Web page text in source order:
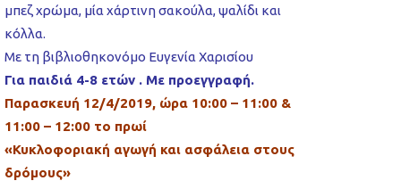
μπεζ χρώμα, μία χάρτινη σακούλα, ψαλίδι και
κόλλα.
Με τη βιβλιοθηκονόμο Ευγενία Χαρισίου
Για παιδιά 4-8 ετών . Με προεγγραφή.
Παρασκευή 12/4/2019, ώρα 10:00 – 11:00 &
11:00 – 12:00 το πρωί
«Κυκλοφοριακή αγωγή και ασφάλεια στους
δρόμους»